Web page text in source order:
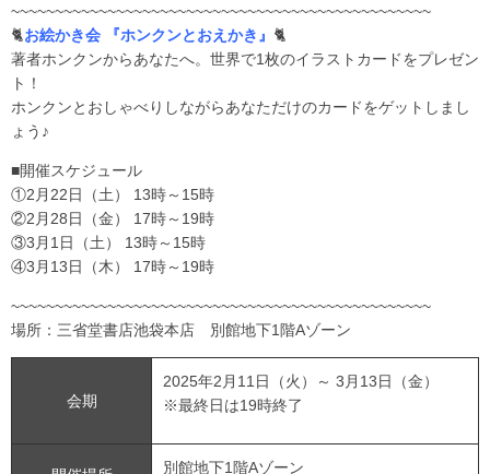
~~~~~~~~~~~~~~~~~~~~~~~~~~~~~~~~~~~~~~~~~~~~~~~~
🐈お絵かき会 『ホンクンとおえかき』 🐈
著者ホンクンからあなたへ。世界で1枚のイラストカードをプレゼン
ト！
ホンクンとおしゃべりしながらあなただけのカードをゲットしまし
ょう♪
■開催スケジュール
①2月22日（土） 13時～15時
②2月28日（金） 17時～19時
③3月1日（土） 13時～15時
④3月13日（木） 17時～19時
~~~~~~~~~~~~~~~~~~~~~~~~~~~~~~~~~~~~~~~~~~~~~~~~
場所：三省堂書店池袋本店 別館地下1階Aゾーン
会期
2025年2月11日（火）～ 3月13日（金）
※最終日は19時終了
別館地下1階Aゾーン